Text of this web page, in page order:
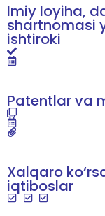
Imiy loyiha,
shartnomasi
ishtiroki
Patentlar va
Xalqaro
iqtiboslar